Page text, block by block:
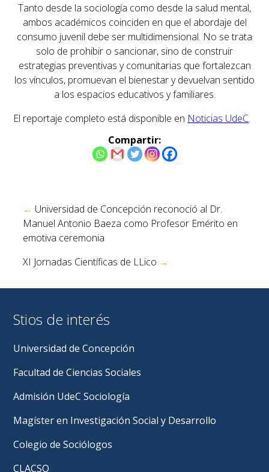
Tanto desde la sociología como desde la salud mental,
ambos académicos coinciden en que el abordaje del
consumo juvenil debe ser multidimensional. No se trata
solo de prohibir o sancionar, sino de construir
estrategias preventivas y comunitarias que fortalezcan
los vínculos, promuevan el bienestar y devuelvan sentido
a los espacios educativos y familiares.
El reportaje completo está disponible en Noticias UdeC.
Compartir:
entradas
← Universidad de Concepción reconoció al Dr.
Manuel Antonio Baeza como Profesor Emérito en
emotiva ceremonia
XI Jornadas Científicas de LLico →
Stios de interés
Universidad de Concepción
Facultad de Ciencias Sociales
Admisión UdeC Sociología
Magíster en Investigación Social y Desarrollo
Colegio de Sociólogos
CLACSO